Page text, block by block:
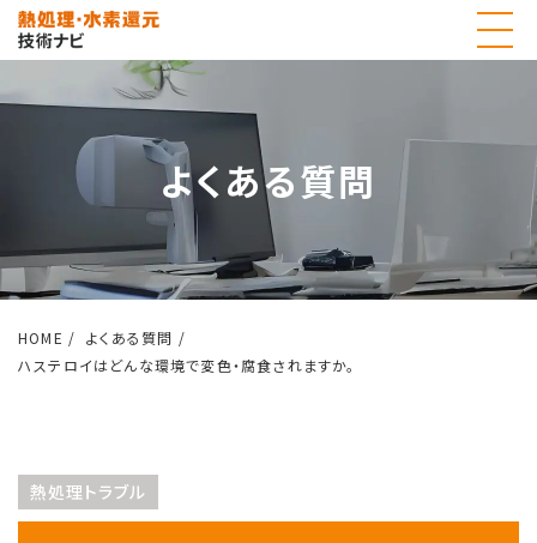
よくある質問
HOME
よくある質問
ハステロイはどんな環境で変色・腐食されますか。
熱処理トラブル